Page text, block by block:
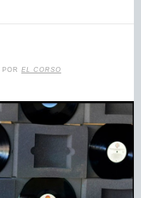
POR EL CORSO